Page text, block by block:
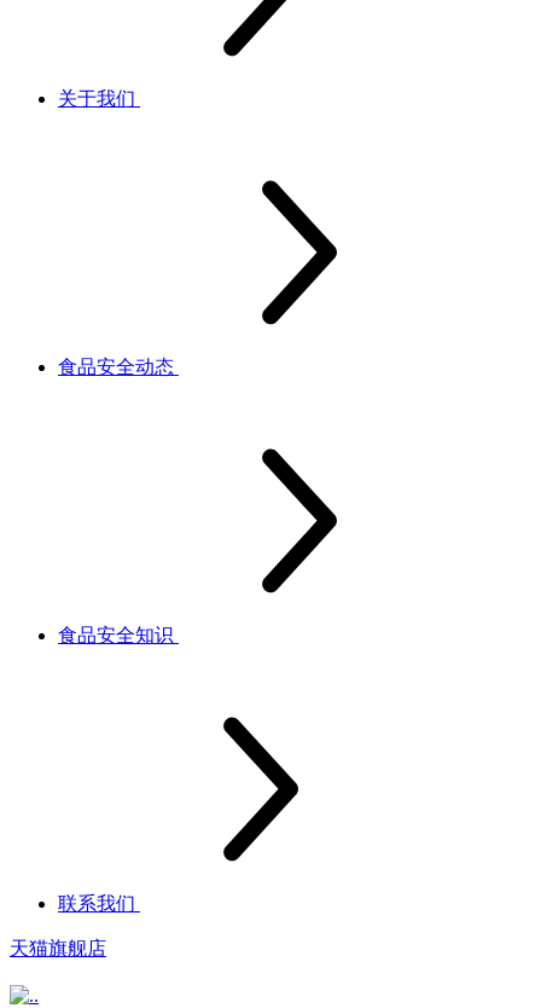
关于我们
食品安全动态
食品安全知识
联系我们
天猫旗舰店